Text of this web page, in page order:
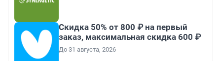
Скидка 50% от 800 ₽ на первый
заказ, максимальная скидка 600 ₽
До 31 августа, 2026